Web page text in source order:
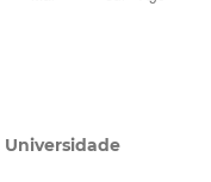
Universidade